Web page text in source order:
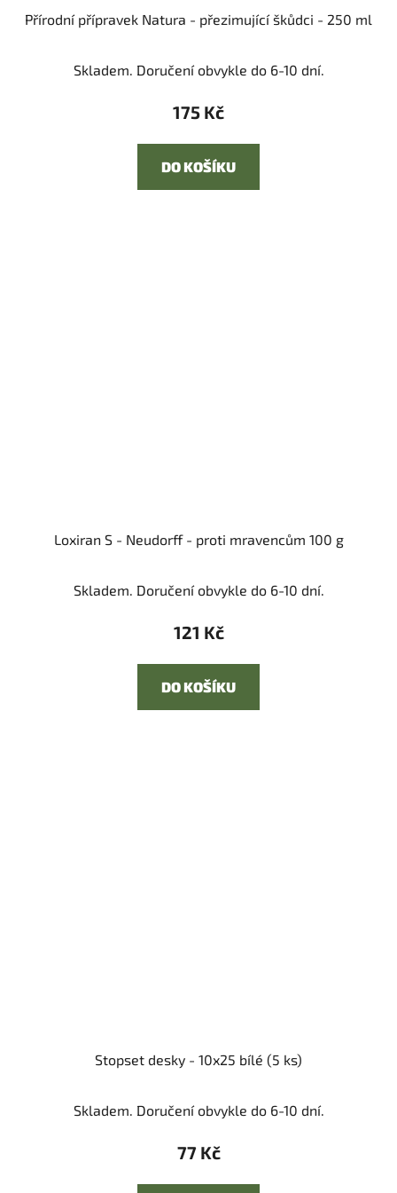
Přírodní přípravek Natura - přezimující škůdci - 250 ml
Skladem. Doručení obvykle do 6-10 dní.
175 Kč
DO KOŠÍKU
Loxiran S - Neudorff - proti mravencům 100 g
Skladem. Doručení obvykle do 6-10 dní.
121 Kč
DO KOŠÍKU
Stopset desky - 10x25 bílé (5 ks)
Skladem. Doručení obvykle do 6-10 dní.
77 Kč